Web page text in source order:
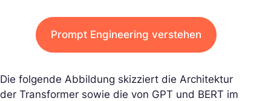
Prompt Engineering verstehen
Die folgende Abbildung skizziert die Architektur
der Transformer sowie die von GPT und BERT im